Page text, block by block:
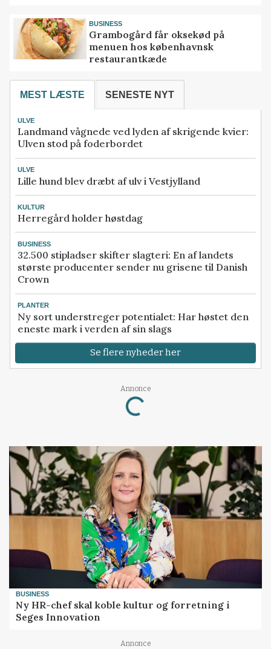
BUSINESS
Grambogård får oksekød på
menuen hos københavnsk
restaurantkæde
MEST LÆSTE SENESTE NYT
ULVE
Landmand vågnede ved lyden af skrigende kvier:
Ulven stod på foderbordet
ULVE
Lille hund blev dræbt af ulv i Vestjylland
KULTUR
Herregård holder høstdag
BUSINESS
32.500 stipladser skifter slagteri: En af landets
største producenter sender nu grisene til Danish
Crown
PLANTER
Ny sort understreger potentialet: Har høstet den
eneste mark i verden af sin slags
Se flere nyheder her
Annonce
Loading...
BUSINESS
Ny HR-chef skal koble kultur og forretning i
Seges Innovation
Annonce